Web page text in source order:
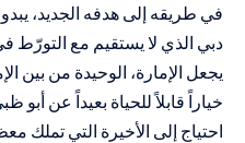
في طريقه إلى هدفه الجديد،
دبي الذي لا يستقيم مع
يجعل الإمارة، الوحيدة من بين
خياراً قابلاً للحياة بعيداً عن
احتياج إلى الأخيرة التي تملك